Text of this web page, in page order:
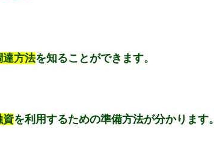
達方法を知ることができます。
資を利用するための準備方法が分かります。